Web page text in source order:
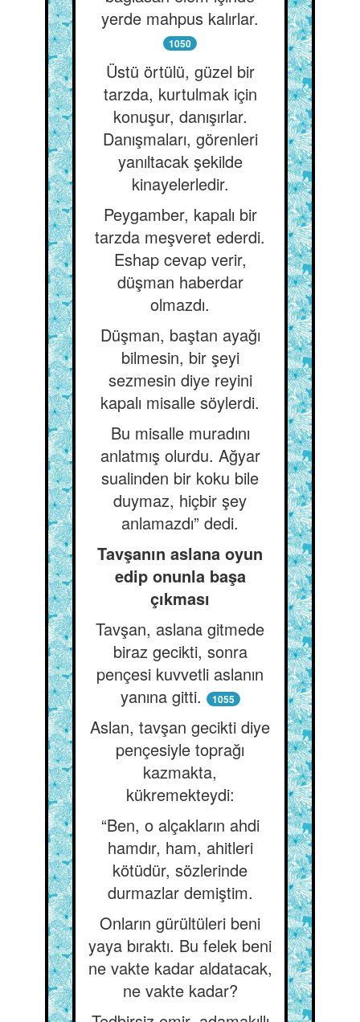
yerde mahpus kalırlar.
1050
Üstü örtülü, güzel bir
tarzda, kurtulmak için
konuşur, danışırlar.
Danışmaları, görenleri
yanıltacak şekilde
kinayelerledir.
Peygamber, kapalı bir
tarzda meşveret ederdi.
Eshap cevap verir,
düşman haberdar
olmazdı.
Düşman, baştan ayağı
bilmesin, bir şeyi
sezmesin diye reyini
kapalı misalle söylerdi.
Bu misalle muradını
anlatmış olurdu. Ağyar
sualinden bir koku bile
duymaz, hiçbir şey
anlamazdı” dedi.
Tavşanın aslana oyun
edip onunla başa
çıkması
Tavşan, aslana gitmede
biraz gecikti, sonra
pençesi kuvvetli aslanın
yanına gitti.
1055
Aslan, tavşan gecikti diye
pençesiyle toprağı
kazmakta,
kükremekteydi:
“Ben, o alçakların ahdi
hamdır, ham, ahitleri
kötüdür, sözlerinde
durmazlar demiştim.
Onların gürültüleri beni
yaya bıraktı. Bu felek beni
ne vakte kadar aldatacak,
ne vakte kadar?